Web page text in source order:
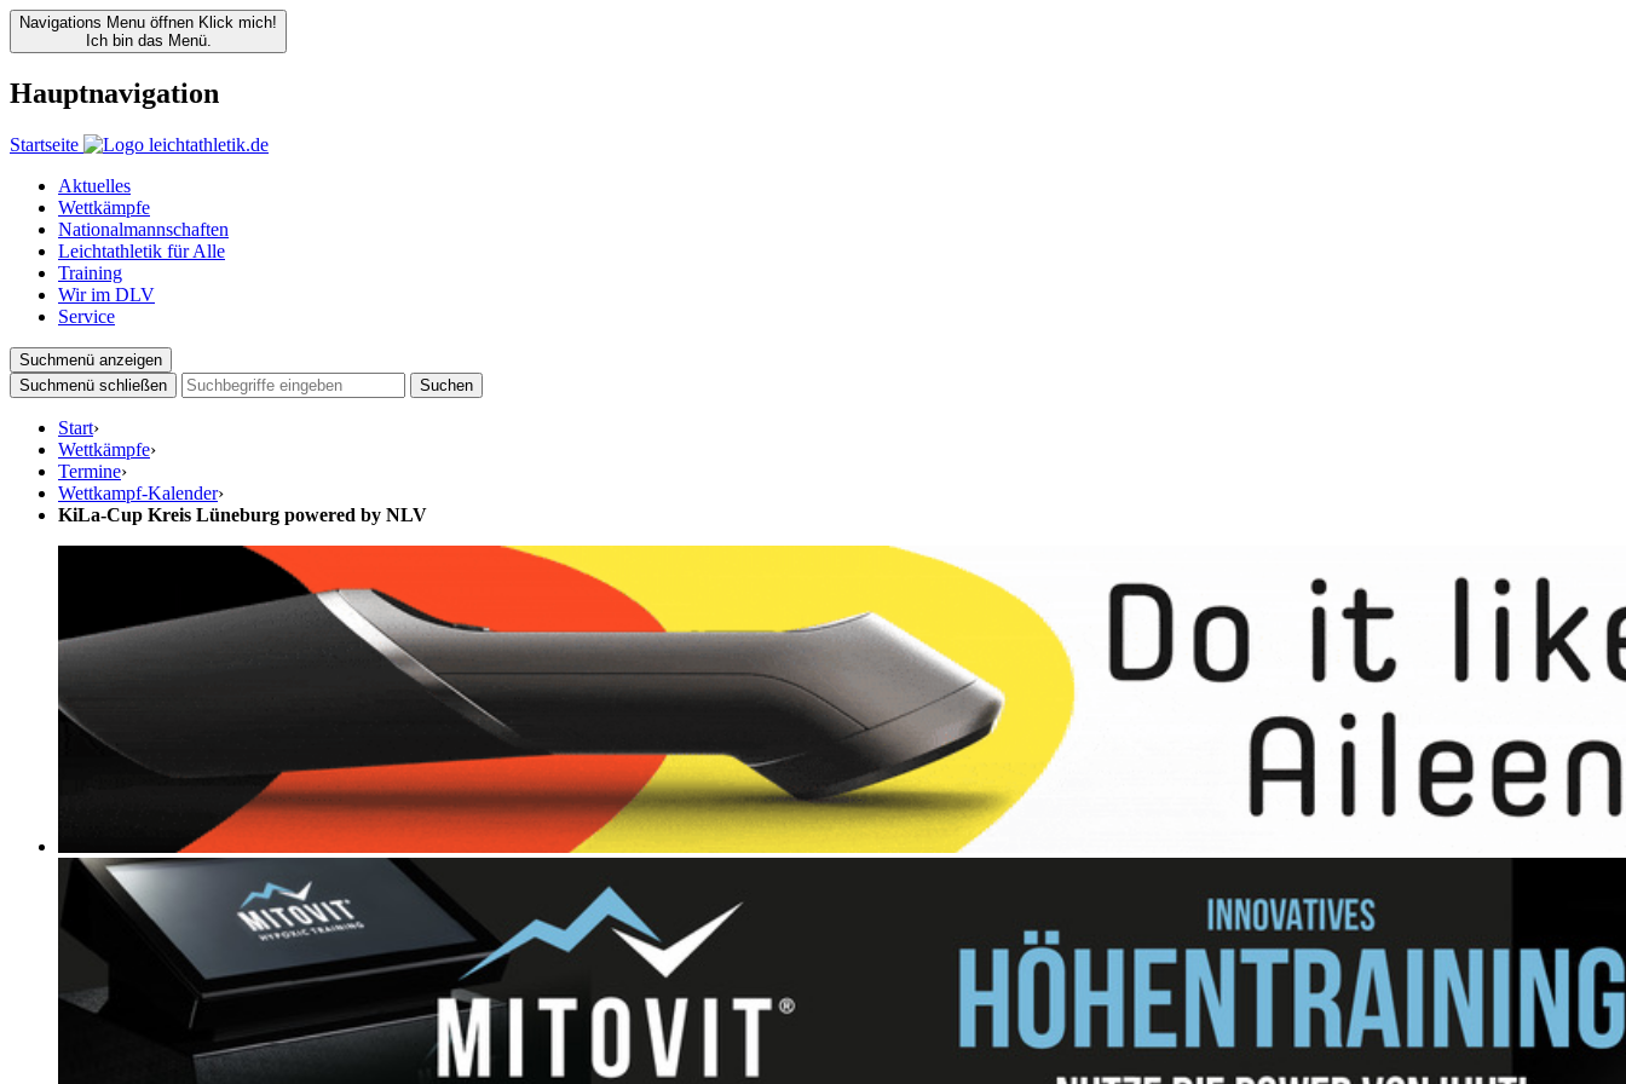
Navigations Menu öffnen Klick mich!
Ich bin das Menü.
Hauptnavigation
Startseite
Aktuelles
Wettkämpfe
Nationalmannschaften
Leichtathletik für Alle
Training
Wir im DLV
Service
Suchmenü anzeigen
Suchmenü schließen
Suchen
Start›
Wettkämpfe›
Termine›
Wettkampf-Kalender›
KiLa-Cup Kreis Lüneburg powered by NLV